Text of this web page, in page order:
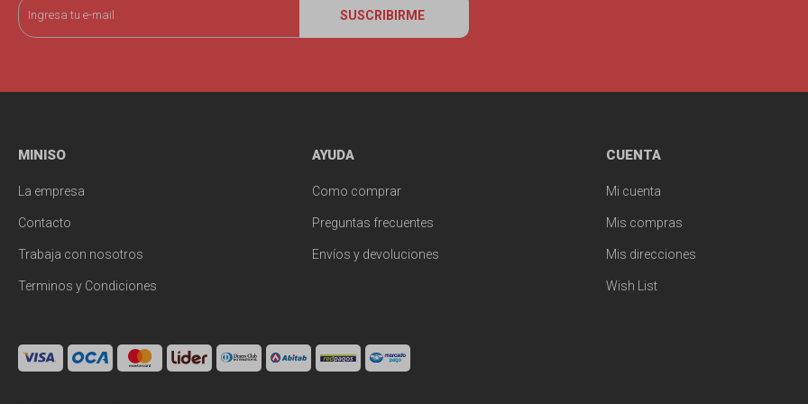
SUSCRIBIRME
MINISO
La empresa
Contacto
Trabaja con nosotros
Terminos y Condiciones
AYUDA
Como comprar
Preguntas frecuentes
Envíos y devoluciones
CUENTA
Mi cuenta
Mis compras
Mis direcciones
Wish List